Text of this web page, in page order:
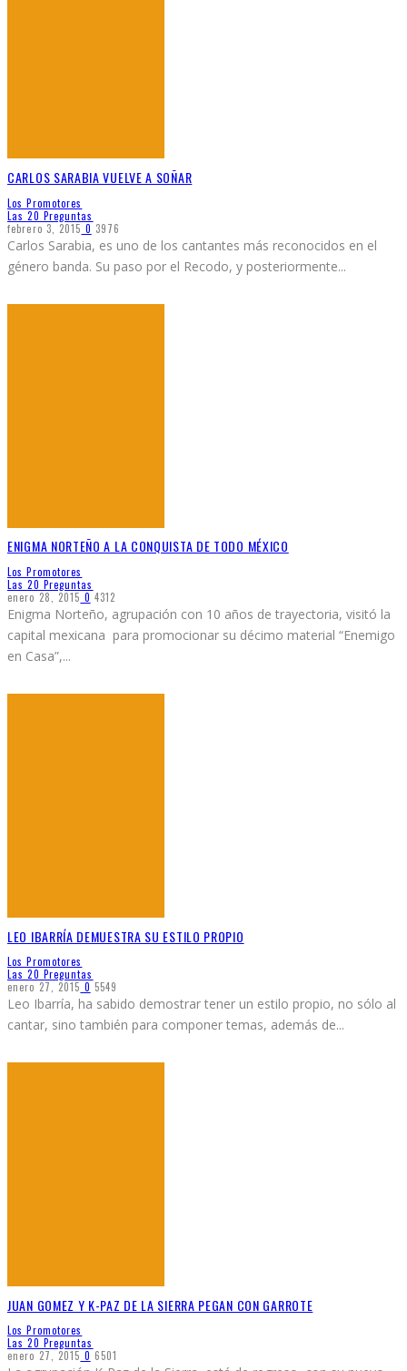
CARLOS SARABIA VUELVE A SOÑAR
Los Promotores
Las 20 Preguntas
febrero 3, 2015 0 3976
Carlos Sarabia, es uno de los cantantes más reconocidos en el
género banda. Su paso por el Recodo, y posteriormente...
ENIGMA NORTEÑO A LA CONQUISTA DE TODO MÉXICO
Los Promotores
Las 20 Preguntas
enero 28, 2015 0 4312
Enigma Norteño, agrupación con 10 años de trayectoria, visitó la
capital mexicana para promocionar su décimo material “Enemigo
en Casa”,...
LEO IBARRÍA DEMUESTRA SU ESTILO PROPIO
Los Promotores
Las 20 Preguntas
enero 27, 2015 0 5549
Leo Ibarría, ha sabido demostrar tener un estilo propio, no sólo al
cantar, sino también para componer temas, además de...
JUAN GOMEZ Y K-PAZ DE LA SIERRA PEGAN CON GARROTE
Los Promotores
Las 20 Preguntas
enero 27, 2015 0 6501